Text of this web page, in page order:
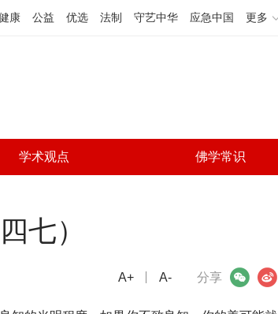
康 公益 优选 法制 守艺中华 应急中国 更多
学术观点 佛学常识
七）
分享
微信 微博
A+ A-